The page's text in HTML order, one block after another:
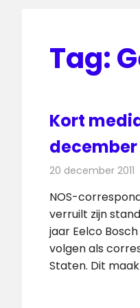
Tag:
Kort
december
20 december 2011
NOS-
verruilt zijn
jaar Eelco
volgen als
Staten. Dit